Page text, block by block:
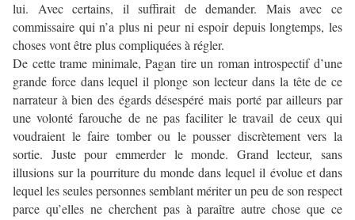
lui. Avec certains, il suffirait de demander. Mais avec ce
commissaire qui n’a plus ni peur ni espoir depuis longtemps, les
choses vont être plus compliquées à régler.
De cette trame minimale, Pagan tire un roman introspectif d’une
grande force dans lequel il plonge son lecteur dans la tête de ce
narrateur à bien des égards désespéré mais porté par ailleurs par
une volonté farouche de ne pas faciliter le travail de ceux qui
voudraient le faire tomber ou le pousser discrètement vers la
sortie. Juste pour emmerder le monde. Grand lecteur, sans
illusions sur la pourriture du monde dans lequel il évolue et dans
lequel les seules personnes semblant mériter un peu de son respect
parce qu’elles ne cherchent pas à paraître autre chose que ce